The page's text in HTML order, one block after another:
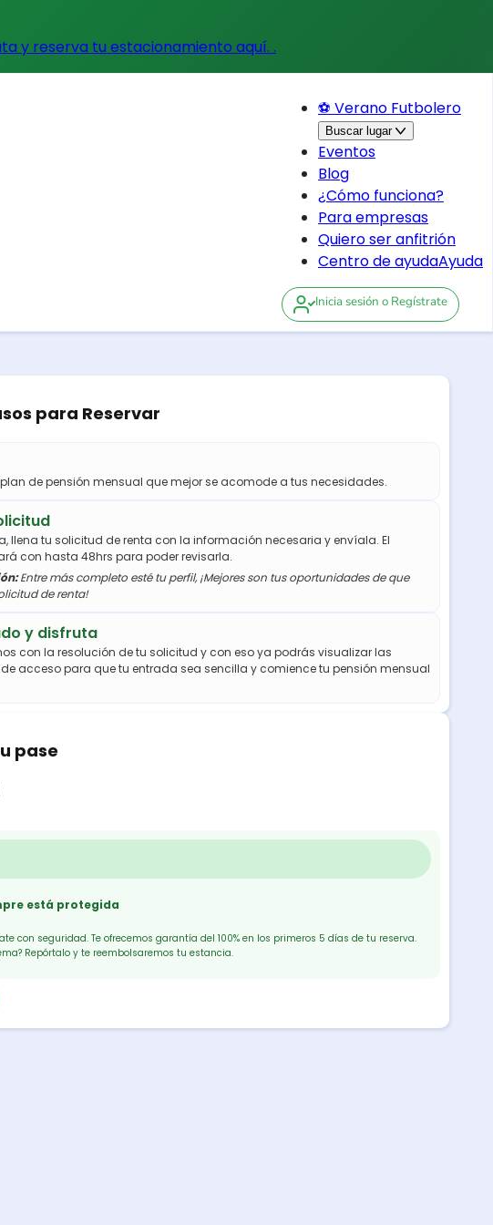
y reserva tu estacionamiento aquí. .
⚽ Verano Futbolero
Buscar lugar
Eventos
Blog
¿Cómo funciona?
Para empresas
Quiero ser anfitrión
Centro de ayudaAyuda
Inicia sesión o Regístrate
para Reservar
de pensión mensual que mejor se acomode a tus necesidades.
llena tu solicitud de renta con la información necesaria y envíala. El
con hasta 48hrs para poder revisarla.
Entre más completo esté tu perfil, ¡Mejores son tus oportunidades de que
de renta!
y disfruta
con la resolución de tu solicitud y con eso ya podrás visualizar las
acceso para que tu entrada sea sencilla y comience tu pensión mensual
pase
está protegida
con seguridad. Te ofrecemos garantía del 100% en los primeros 5 días de tu reserva.
Repórtalo y te reembolsaremos tu estancia.